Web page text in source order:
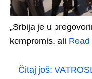
„Srbija je u
kompromis, ali Read
Čitaj još: